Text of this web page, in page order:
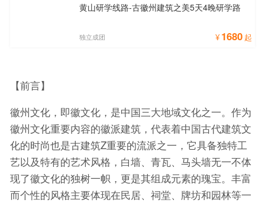
黄山研学线路-古徽州建筑之美5天4晚研学路
¥ 1680 起
独立成团
【前言】
徽州文化，即徽文化，是中国三大地域文化之一。作为
徽州文化重要内容的徽派建筑，代表着中国古代建筑文
化的时尚也是古建筑Z重要的流派之一，它具备独特工
艺以及特有的艺术风格，白墙、青瓦、马头墙无一不体
现了徽文化的独树一帜，更是其组成元素的瑰宝。丰富
而个性的风格主要体现在民居、祠堂、牌坊和园林等一